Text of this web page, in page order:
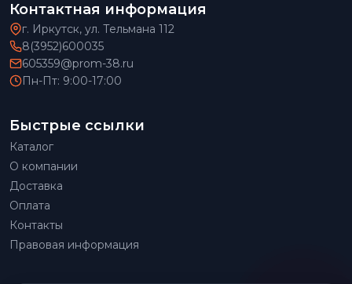
Контактная информация
г. Иркутск, ул. Тельмана 112
8(3952)600035
605359@prom-38.ru
Пн-Пт: 9:00-17:00
Быстрые ссылки
Каталог
О компании
Доставка
Оплата
Контакты
Правовая информация